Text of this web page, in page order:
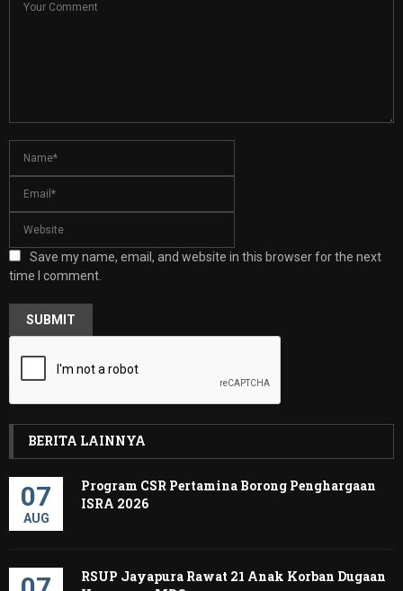
Save my name, email, and website in this browser for the next
time I comment.
BERITA LAINNYA
07
AUG
Program CSR Pertamina Borong Penghargaan
ISRA 2026
RSUP Jayapura Rawat 21 Anak Korban Dugaan